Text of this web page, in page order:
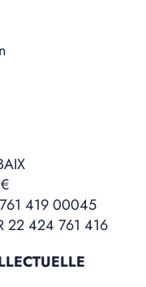
419 00045
22 424 761 416